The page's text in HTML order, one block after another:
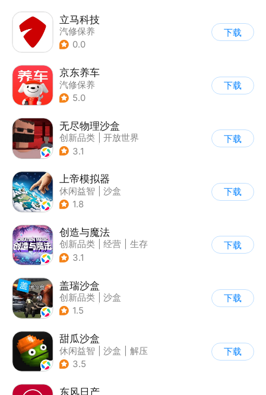
立马科技
汽修保养
0.0
下载
京东养车
汽修保养
5.0
下载
无尽物理沙盒
创新品类
开放世界
| 像素风
3.1
下载
上帝模拟器
休闲益智
沙盒
| 建造模拟
1.8
下载
创造与魔法
创新品类 经营
生存
| 开放世界
3.1
下载
盖瑞沙盒
创新品类
沙盒
| 像素风
1.5
下载
甜瓜沙盒
休闲益智 沙盒
解压
| 像素风
3.5
下载
东风日产